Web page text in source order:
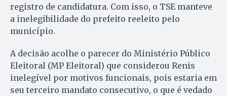
registro de candidatura. Com isso, o TSE manteve
a inelegibilidade do prefeito reeleito pelo
município.
A decisão acolhe o parecer do Ministério Público
Eleitoral (MP Eleitoral) que considerou Renis
inelegível por motivos funcionais, pois estaria em
seu terceiro mandato consecutivo, o que é vedado